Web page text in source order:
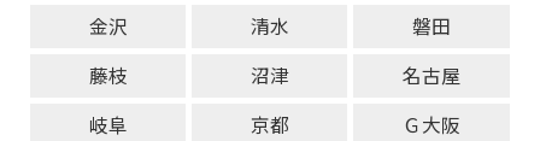
金沢
清水
磐田
藤枝
沼津
名古屋
岐阜
京都
Ｇ大阪